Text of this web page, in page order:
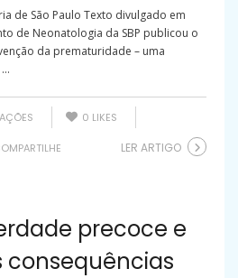
de São Paulo Texto divulgado em
de Neonatologia da SBP publicou o
da prematuridade – uma
0 LIKES
LER ARTIGO
precoce e
consequências